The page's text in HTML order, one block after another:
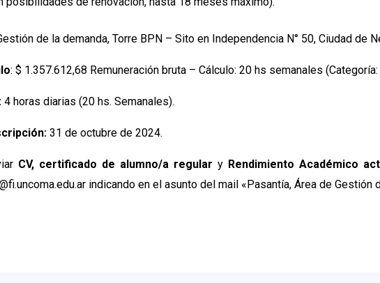
de la demanda, Torre BPN – Sito en Independencia N° 50, Ciudad de
: $ 1.357.612,68 Remuneración bruta – Cálculo: 20 hs semanales
4 horas diarias (20 hs. Semanales).
31 de octubre de 2024.
CV, certificado de alumno/a regular y Rendimiento Académico
indicando en el asunto del mail «Pasantía, Área de Gestión